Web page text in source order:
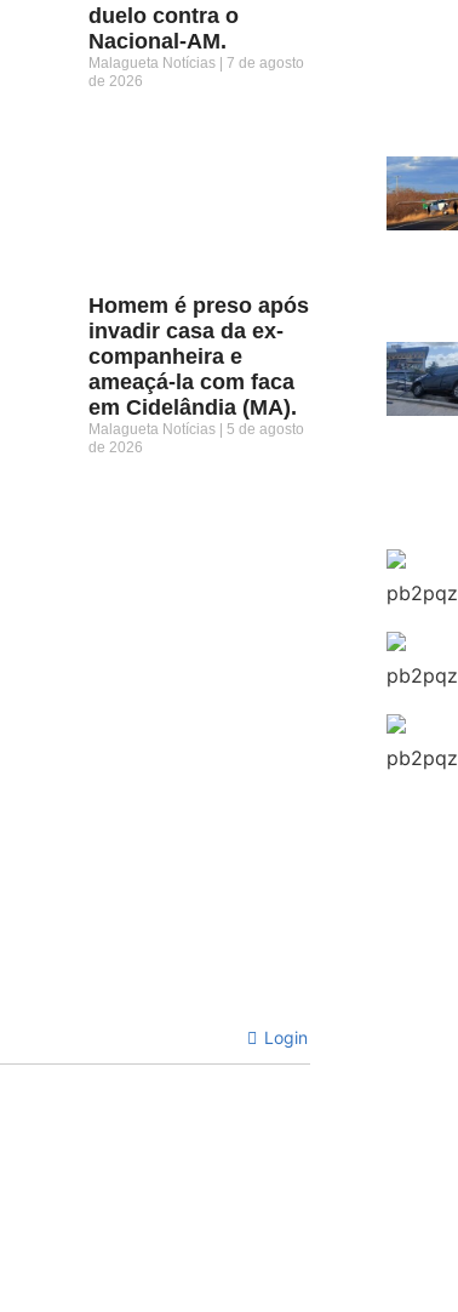
duelo contra o
Nacional-AM.
Malagueta Notícias
7 de agosto
de 2026
Homem é preso após
invadir casa da ex-
companheira e
ameaçá-la com faca
em Cidelândia (MA).
Malagueta Notícias
5 de agosto
de 2026
Login